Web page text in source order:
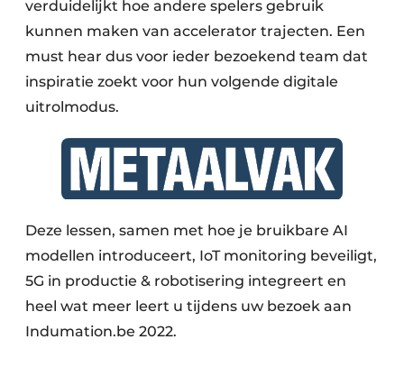
verduidelijkt hoe andere spelers gebruik
kunnen maken van accelerator trajecten. Een
must hear dus voor ieder bezoekend team dat
inspiratie zoekt voor hun volgende digitale
uitrolmodus.
Deze lessen, samen met hoe je bruikbare AI
modellen introduceert, IoT monitoring beveiligt,
5G in productie & robotisering integreert en
heel wat meer leert u tijdens uw bezoek aan
Indumation.be 2022.